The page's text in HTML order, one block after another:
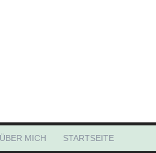
ÜBER MICH STARTSEITE